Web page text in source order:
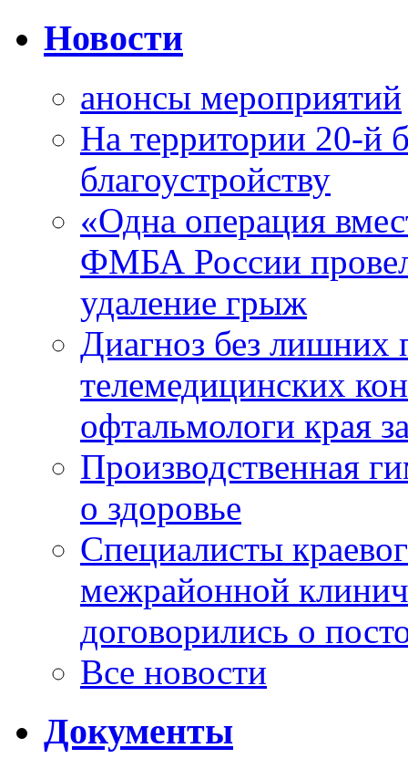
Новости
анонсы мероприятий
На территории 20-й
благоустройству
«Одна операция
ФМБА России
удаление грыж
Диагноз без лишних
телемедицинских
офтальмологи края
Производственная
о здоровье
Специалисты
межрайонной
договорились о
Все новости
Документы